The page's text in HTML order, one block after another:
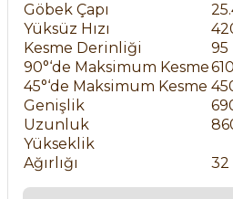
Göbek Çapı
Yüksüz Hızı
Kesme Derinliği
95
90°‘de Maksimum Kesme
45°‘de Maksimum Kesme
Genişlik
Uzunluk
Yükseklik
Ağırlığı
32